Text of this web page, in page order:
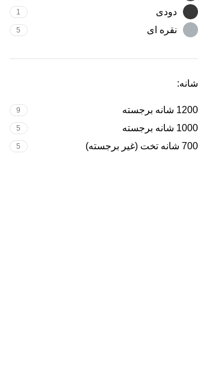
دودی 1
نقره ای 5
شانه:
1200 شانه برجسته 9
1000 شانه برجسته 5
700 شانه تخت (غیر برجسته) 5